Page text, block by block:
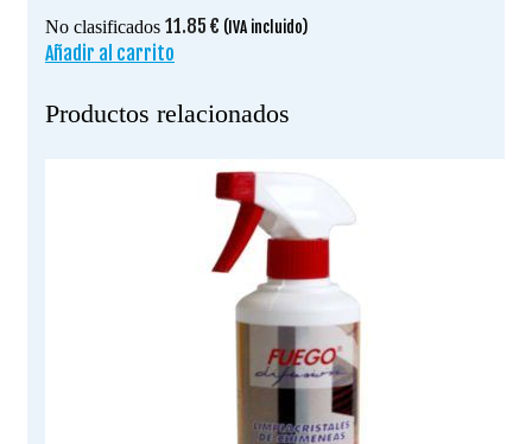
No clasificados 11.85 € (IVA incluido)
Añadir al carrito
Productos relacionados